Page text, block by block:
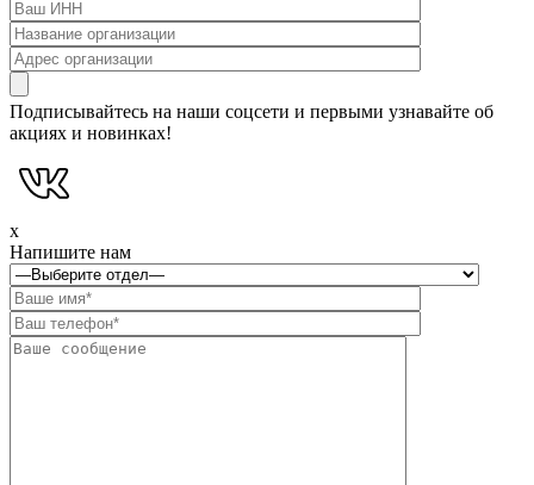
Подписывайтесь на наши соцсети и первыми узнавайте об
акциях и новинках!
x
Напишите нам